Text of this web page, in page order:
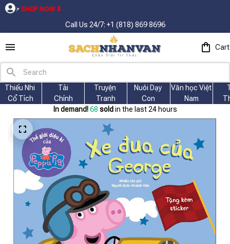
⬇
Call Us 24/7: +1 (818) 869 8696
Cart
Thiếu Nhi
Cổ Tích
Tài
Chính
Truyện
Tranh
Nuôi Dạy
Con
Văn học Việt
Nam
In demand! 71 sold in the last 24 hours